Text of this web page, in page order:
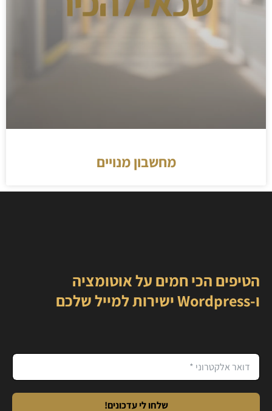
מחשבון מנויים
הטיפים הכי חמים על אוטומציה
ו-Wordpress ישירות למייל שלכם
שלחו לי עדכונים!